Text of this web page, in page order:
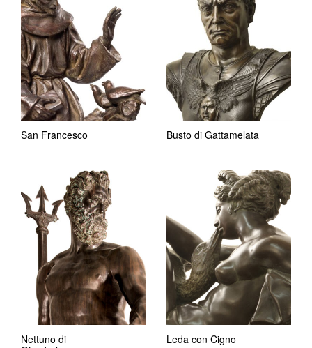
San Francesco Busto di Gattamelata
Nettuno di
Leda con Cigno